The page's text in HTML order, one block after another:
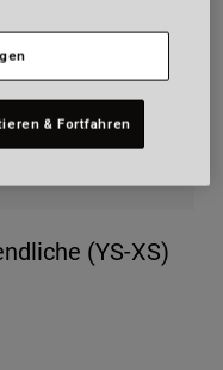
(YS-XS)
& Fortfahren